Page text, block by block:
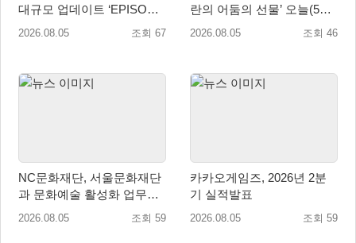
대규모 업데이트 ‘EPISODE
01. GENESIS: 신의 전장’ 사
2026.08.05 조회 67
란의 어둠의 선물’ 오늘(5일)
시작!
2026.08.05 조회 46
NC문화재단, 서울문화재단
과 문화예술 활성화 업무협
약
2026.08.05 조회 59
카카오게임즈, 2026년 2분
기 실적발표
2026.08.05 조회 59